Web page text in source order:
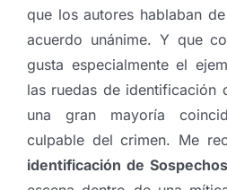
que los autores hablaban
acuerdo unánime. Y que
gusta especialmente el
las ruedas de identificación
una gran mayoría
culpable del crimen. Me
identificación de